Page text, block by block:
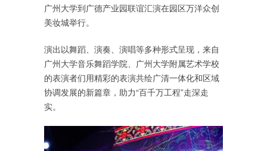
广州大学到广德产业园联谊汇演在园区万洋众创
美妆城举行。
演出以舞蹈、演奏、演唱等多种形式呈现，来自
广州大学音乐舞蹈学院、广州大学附属艺术学校
的表演者们用精彩的表演共绘广清一体化和区域
协调发展的新篇章，助力“百千万工程”走深走
实。